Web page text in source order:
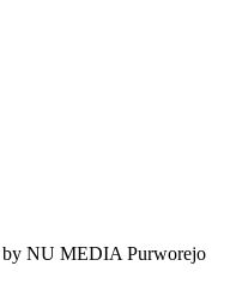
by NU MEDIA Purworejo